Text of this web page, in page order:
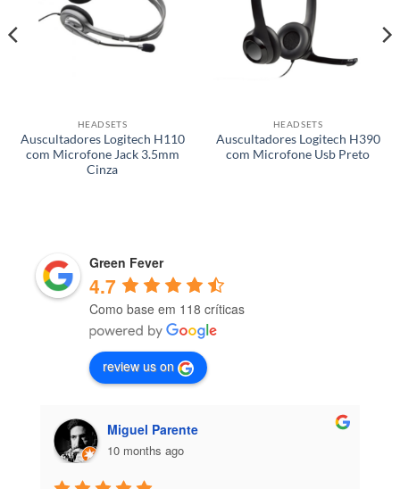
HEADSETS
Auscultadores Logitech H110
com Microfone Jack 3.5mm
Cinza
HEADSETS
Auscultadores Logitech H390
com Microfone Usb Preto
Green Fever
4.7
Como base em 118 críticas
review us on
Miguel Parente
10 months ago